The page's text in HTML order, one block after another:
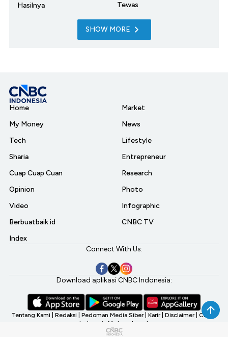
Hasilnya
Tewas
SHOW MORE
Home
My Money
Tech
Sharia
Cuap Cuap Cuan
Opinion
Video
Berbuatbaik.id
Index
Market
News
Lifestyle
Entrepreneur
Research
Photo
Infographic
CNBC TV
Connect With Us:
Download aplikasi CNBC Indonesia:
Tentang Kami Redaksi Pedoman Media Siber Karir Disclaimer CNBC
Indonesia My Investment
©2026 CNBC Indonesia, A Transmedia Company